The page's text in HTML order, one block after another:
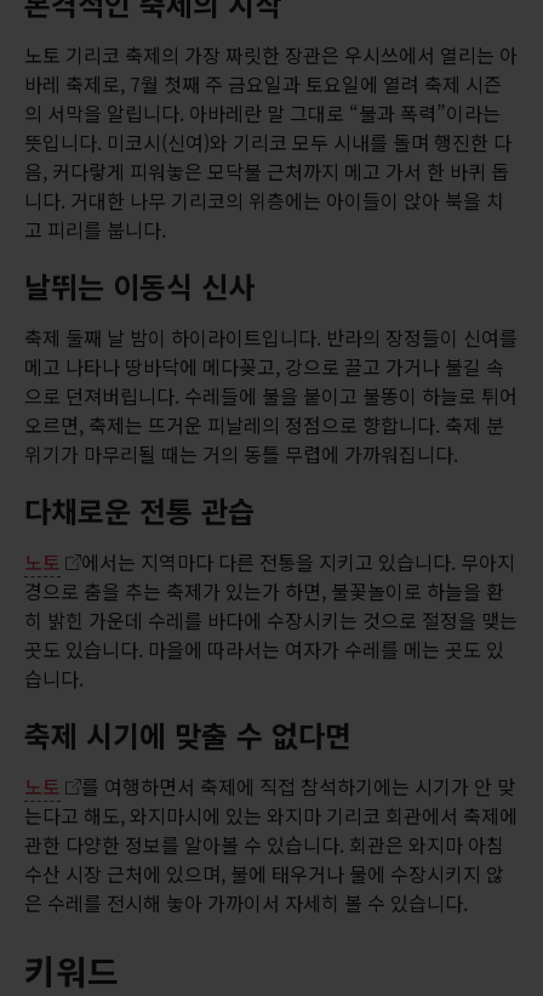
노토 기리코 축제의 가장 짜릿한 장관은 우시쓰에서 열리는 아
바레 축제로, 7월 첫째 주 금요일과 토요일에 열려 축제 시즌
의 서막을 알립니다. 아바레란 말 그대로 “불과 폭력”이라는
뜻입니다. 미코시(신여)와 기리코 모두 시내를 돌며 행진한 다
음, 커다랗게 피워놓은 모닥불 근처까지 메고 가서 한 바퀴 돕
니다. 거대한 나무 기리코의 위층에는 아이들이 앉아 북을 치
고 피리를 붑니다.
날뛰는 이동식 신사
축제 둘째 날 밤이 하이라이트입니다. 반라의 장정들이 신여를
메고 나타나 땅바닥에 메다꽂고, 강으로 끌고 가거나 불길 속
으로 던져버립니다. 수레들에 불을 붙이고 불똥이 하늘로 튀어
오르면, 축제는 뜨거운 피날레의 정점으로 향합니다. 축제 분
위기가 마무리될 때는 거의 동틀 무렵에 가까워집니다.
다채로운 전통 관습
노토
에서는 지역마다 다른 전통을 지키고 있습니다. 무아지
경으로 춤을 추는 축제가 있는가 하면, 불꽃놀이로 하늘을 환
히 밝힌 가운데 수레를 바다에 수장시키는 것으로 절정을 맺는
곳도 있습니다. 마을에 따라서는 여자가 수레를 메는 곳도 있
습니다.
축제 시기에 맞출 수 없다면
노토
를 여행하면서 축제에 직접 참석하기에는 시기가 안 맞
는다고 해도, 와지마시에 있는 와지마 기리코 회관에서 축제에
관한 다양한 정보를 알아볼 수 있습니다. 회관은 와지마 아침
수산 시장 근처에 있으며, 불에 태우거나 물에 수장시키지 않
은 수레를 전시해 놓아 가까이서 자세히 볼 수 있습니다.
키워드